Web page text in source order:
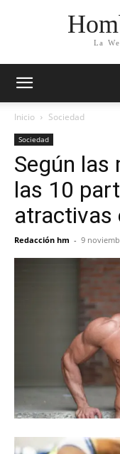
La
Inicio Sociedad
Sociedad
Según las
las 10
atractivas
Redacción hm - 9